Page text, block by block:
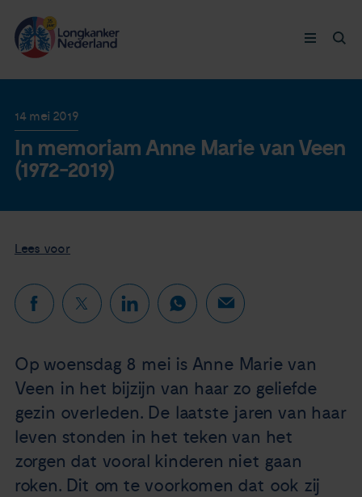
Nieuws
Agenda
Over ons
Longkanker
Leven met
Thymuskankers
Steun ons
14 mei 2019
In memoriam Anne Marie van Veen
(1972-2019)
Lees voor
Op woensdag 8 mei is Anne Marie van
Veen in het bijzijn van haar zo geliefde
gezin overleden. De laatste jaren van haar
leven stonden in het teken van het
zorgen dat vooral kinderen niet gaan
roken. Dit om te voorkomen dat ook zij